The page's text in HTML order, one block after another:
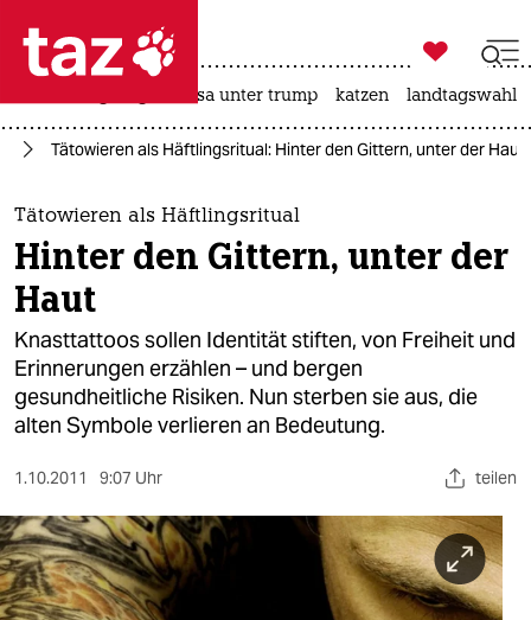
 taz zahl ich
taz zahl ich
themen
politik
öko
gesellschaft
kultur
sport
berlin
nord

taz zahl ich
usa unter trump katzen landtagswahl
Tätowieren als Häftlingsritual: Hinter den Gittern, unter der Haut
Tätowieren als Häftlingsritual
Hinter den Gittern, unter der
Haut
Knasttattoos sollen Identität stiften, von Freiheit und
Erinnerungen erzählen – und bergen
gesundheitliche Risiken. Nun sterben sie aus, die
alten Symbole verlieren an Bedeutung.
1.10.2011 9:07 Uhr teilen